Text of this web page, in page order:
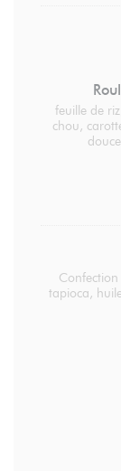
feuille de
chou,
tapioca,